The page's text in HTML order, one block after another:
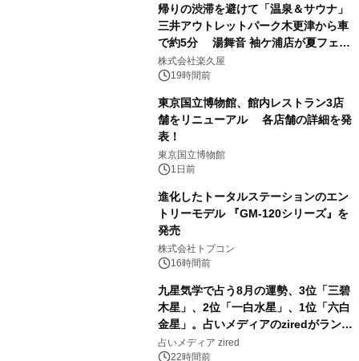
帰りの渋滞を避けて「温泉＆サウナ」
三井アウトレットパーク木更津から車
で約5分 湯舞音 袖ケ浦店が夏フェア
メニューを提供
株式会社楽久屋
19時間前
東京国立博物館、館内レストラン3店
舗をリニューアル 各店舗の詳細を発
表！
東京国立博物館
1日前
進化したトータルステーションのエン
トリーモデル 『GM-120シリーズ』を
発売
株式会社トプコン
16時間前
九星気学で占う8月の運勢、3位「三碧
木星」、2位「一白水星」、1位「六白
金星」。占いメディアのziredがランキ
ングを発表
占いメディア zired
22時間前